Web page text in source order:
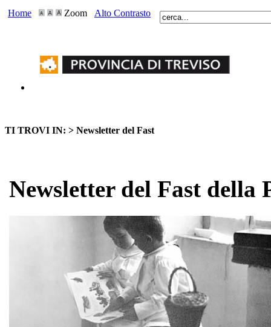
Home Zoom Alto Contrasto
TI TROVI IN: > Newsletter del Fast
Newsletter del Fast della